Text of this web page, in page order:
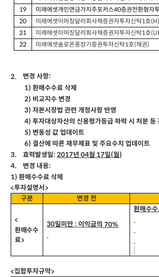
19
미래에셋개인연금가치주포커스40증권전환형자
20
미래에셋이머징달러회사채증권자투자신탁1호
21
미래에셋이머징달러회사채증권자투자신탁1호
22
미래에셋솔로몬중장기증권투자신탁1호(채권)
2. 변경 사항:
1) 환매수수료 삭제
2) 비교지수 변경
3) 자본시장법 관련 개정사항 반영
4) 투자대상자산의 신용평가등급 하락 시 처분 등
5) 변동성 값 업데이트
6) 결산에 따른 재무제표 및 주요수치 업데이트
3.
효력발생일: 2017년 04월 17일(월)
4.
변경 내용:
1) 환매수수료 삭제
<투자설명서 >
구분
변경 전
<
환매수수
료>
30일미만 : 이익금의 70%
환매수
<집합투자규약>